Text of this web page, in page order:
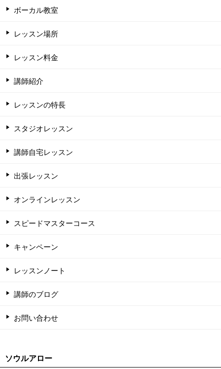
ボーカル教室
レッスン場所
レッスン料金
講師紹介
レッスンの特長
スタジオレッスン
講師自宅レッスン
出張レッスン
オンラインレッスン
スピードマスターコース
キャンペーン
レッスンノート
講師のブログ
お問い合わせ
ソウルアロー